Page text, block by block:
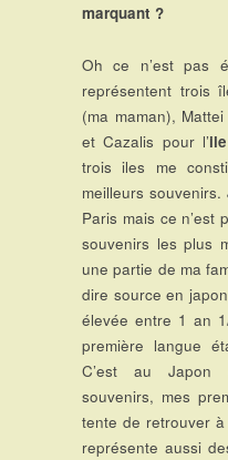
marquant ?
Oh ce n’est pas
représentent trois
(ma maman),
et Cazalis pour l’
trois iles me
meilleurs
Paris mais ce n’est
souvenirs les plus
une partie de ma
dire source en
élevée entre 1 an
première langue
C’est au Japon
souvenirs, mes
tente de retrouver à
représente aussi